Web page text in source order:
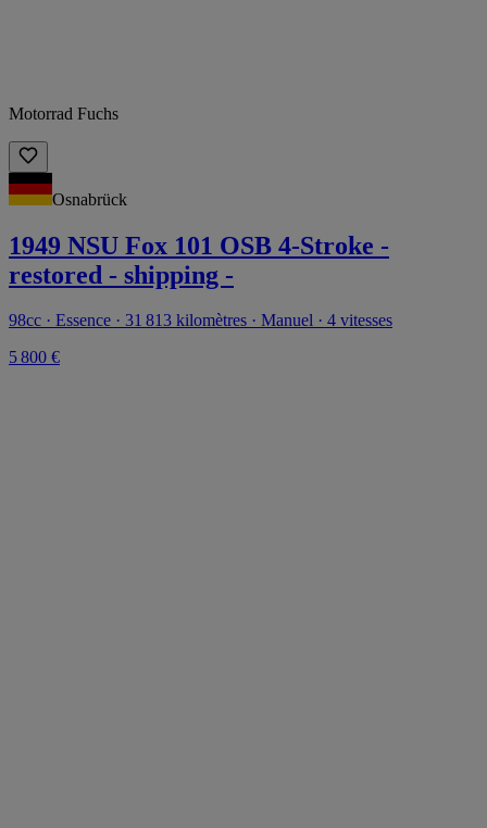
Motorrad Fuchs
Osnabrück
1949 NSU Fox 101 OSB 4-Stroke -
restored - shipping -
98cc · Essence · 31 813 kilomètres · Manuel · 4 vitesses
5 800 €